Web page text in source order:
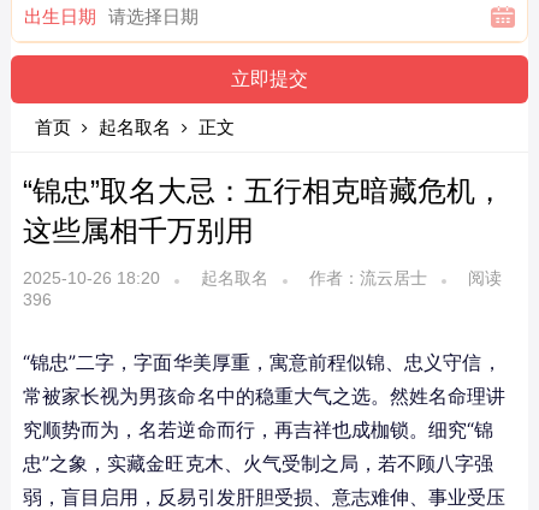
出生日期
首页 起名取名 正文
“锦忠”取名大忌：五行相克暗藏危机，
这些属相千万别用
2025-10-26 18:20 起名取名 作者：流云居士
阅读
396
“锦忠”二字，字面华美厚重，寓意前程似锦、忠义守信，
常被家长视为男孩命名中的稳重大气之选。然姓名命理讲
究顺势而为，名若逆命而行，再吉祥也成枷锁。细究“锦
忠”之象，实藏金旺克木、火气受制之局，若不顾八字强
弱，盲目启用，反易引发肝胆受损、意志难伸、事业受压